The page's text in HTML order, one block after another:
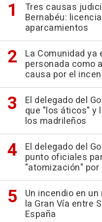
Tres causas
Bernabéu:
aparcamientos
La Comunidad
personada como
causa por el
El delegado del
que "los áticos" y
los madrileños
El delegado del
punto oficiales
"atomización" por
Un incendio en
la Gran Vía entre
España